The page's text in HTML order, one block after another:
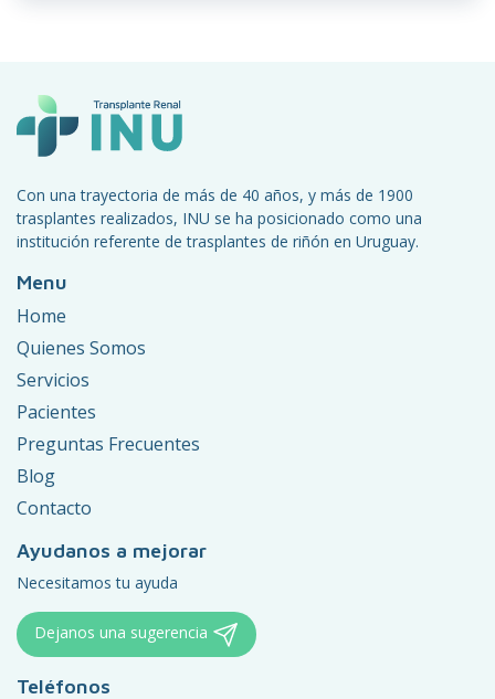
Con una trayectoria de más de 40 años, y más de 1900
trasplantes realizados, INU se ha posicionado como una
institución referente de trasplantes de riñón en Uruguay.
Menu
Home
Quienes Somos
Servicios
Pacientes
Preguntas Frecuentes
Blog
Contacto
Ayudanos a mejorar
Necesitamos tu ayuda
Dejanos una sugerencia
Teléfonos